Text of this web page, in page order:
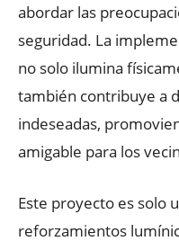
abordar las
seguridad. La
no solo ilumina
también contribuye a
indeseadas,
amigable para los
Este proyecto es solo
reforzamientos